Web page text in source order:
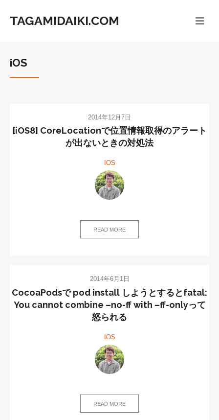
TAGAMIDAIKI.COM
iOS
2014年12月7日
[iOS8] CoreLocationで位置情報取得のアラート
が出ないときの対処法
IOS
READ MORE
2014年6月1日
CocoaPodsで pod install しようとするとfatal:
You cannot combine –no-ff with –ff-onlyって
怒られる
IOS
READ MORE